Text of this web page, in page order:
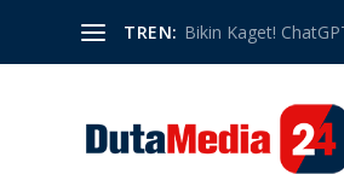
TREN: Bikin Kaget!